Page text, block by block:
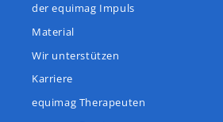
der equimag Impuls
Material
Wir unterstützen
Karriere
equimag Therapeuten